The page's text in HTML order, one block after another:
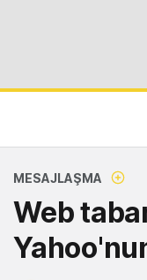
MESAJLAŞMA
Web